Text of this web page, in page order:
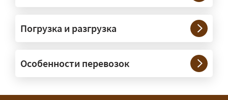
сопровождение?
организуем. Потребность в машинах
прикрытия зависит от габаритов
груза и маршрута; это определяется
Погрузка и разгрузка
Особенности перевозок